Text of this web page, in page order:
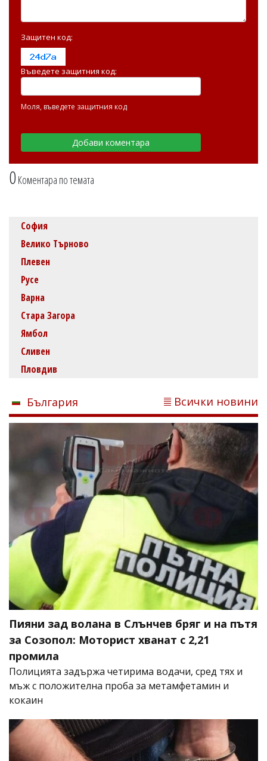
0Коментара по темата
Защитен код:
Въведете защитния код:
Моля, въведете защитния код
София
Велико Търново
Плевен
Русе
Варна
Стара Загора
Ямбол
Сливен
Пловдив
България Всички новини
Пияни зад волана в Слънчев бряг и на пътя
за Созопол: Моторист хванат с 2,21
промила
Полицията задържа четирима водачи, сред тях и
мъж с положителна проба за метамфетамин и
кокаин